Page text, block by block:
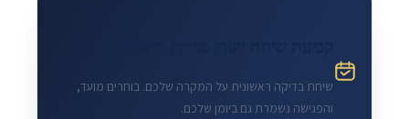
שיחת בדיקה ראשונית על המקרה שלכם. בוחרים מועד,
והפגישה נשמרת גם ביומן שלכם.